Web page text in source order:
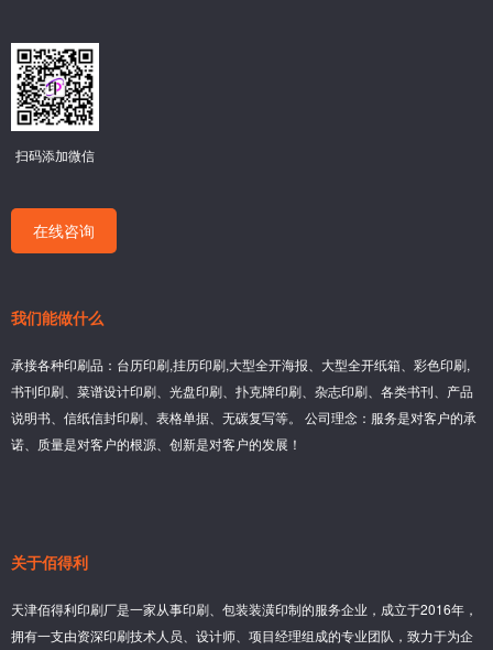
扫码添加微信
在线咨询
我们能做什么
承接各种印刷品：台历印刷,挂历印刷,大型全开海报、大型全开纸箱、彩色印刷,
书刊印刷、菜谱设计印刷、光盘印刷、扑克牌印刷、杂志印刷、各类书刊、产品
说明书、信纸信封印刷、表格单据、无碳复写等。 公司理念：服务是对客户的承
诺、质量是对客户的根源、创新是对客户的发展！
关于佰得利
天津佰得利印刷厂是一家从事印刷、包装装潢印制的服务企业，成立于2016年，
拥有一支由资深印刷技术人员、设计师、项目经理组成的专业团队，致力于为企